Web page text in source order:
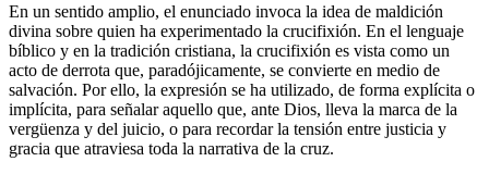
En un sentido amplio, el enunciado invoca la idea de maldición
divina sobre quien ha experimentado la crucifixión. En el lenguaje
bíblico y en la tradición cristiana, la crucifixión es vista como un
acto de derrota que, paradójicamente, se convierte en medio de
salvación. Por ello, la expresión se ha utilizado, de forma explícita o
implícita, para señalar aquello que, ante Dios, lleva la marca de la
vergüenza y del juicio, o para recordar la tensión entre justicia y
gracia que atraviesa toda la narrativa de la cruz.